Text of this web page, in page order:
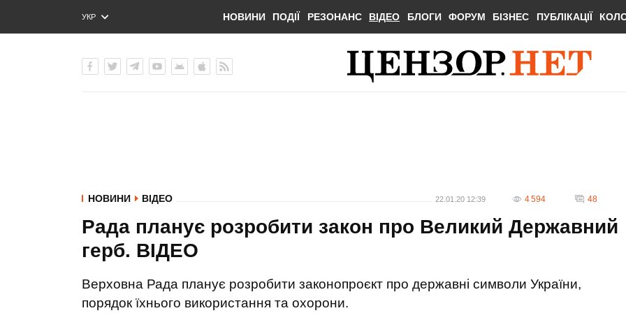
УКР
ENG
НОВИНИ ПОДІЇ РЕЗОНАНС ВІДЕО БЛОГИ ФОРУМ БІЗНЕС ПУБЛІКАЦІЇ
НОВИНИ ВІДЕО 22.01.20 12:39 4 594 48
Рада планує розробити закон про Великий Державний
герб. ВIДЕО
Верховна Рада планує розробити законопроєкт про державні символи України,
порядок їхнього використання та охорони.